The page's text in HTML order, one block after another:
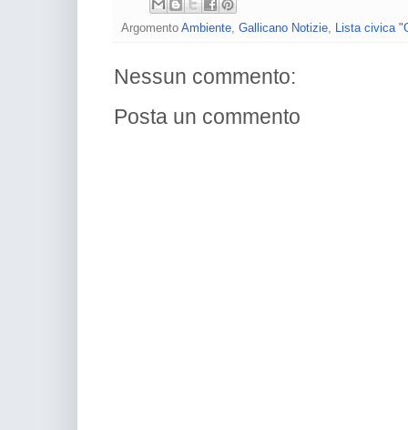
Argomento Ambiente, Gallicano Notizie, Lista civica
Nessun commento:
Posta un commento